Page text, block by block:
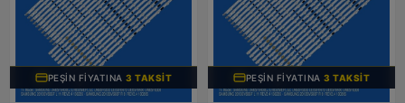
PEŞIN FIYATINA3 TAKSIT PEŞIN FIYATINA3 TAKSIT